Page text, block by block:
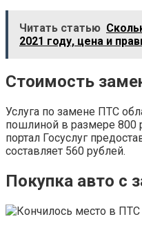
Читать статью
2021 году, цена и
Стоимость
Услуга по замене ПТС
пошлиной в размере 800
портал Госуслуг
составляет 560 рублей.
Покупка авто с